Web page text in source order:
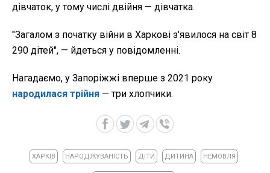
дівчаток, у тому числі двійня — дівчатка.
"Загалом з початку війни в Харкові з'явилося на світ 8
290 дітей", — йдеться у повідомленні.
Нагадаємо, у Запоріжжі вперше з 2021 року
народилася трійня — три хлопчики.
ХАРКІВ НАРОДЖУВАНІСТЬ ДІТИ ДИТИНА НЕМОВЛЯ